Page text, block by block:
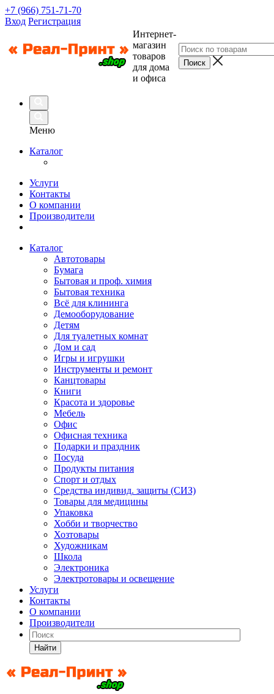
+7 (966) 751-71-70
Вход Регистрация
Интернет-
магазин
товаров
для дома
и офиса
Меню
Каталог
Услуги
Контакты
О компании
Производители
Каталог
Автотовары
Бумага
Бытовая и проф. химия
Бытовая техника
Всё для клининга
Демооборудование
Детям
Для туалетных комнат
Дом и сад
Игры и игрушки
Инструменты и ремонт
Канцтовары
Книги
Красота и здоровье
Мебель
Офис
Офисная техника
Подарки и праздник
Посуда
Продукты питания
Спорт и отдых
Средства индивид. защиты (СИЗ)
Товары для медицины
Упаковка
Хобби и творчество
Хозтовары
Художникам
Школа
Электроника
Электротовары и освещение
Услуги
Контакты
О компании
Производители
Найти